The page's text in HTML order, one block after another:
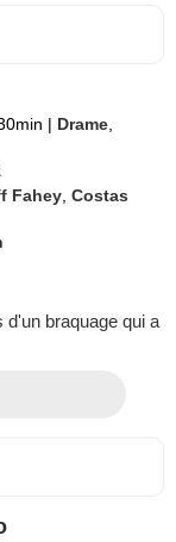
| Drame
Fahey ,Costas
d'un braquage qui a